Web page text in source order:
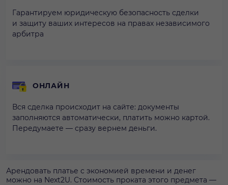
Гарантируем юридическую безопасность сделки
и защиту ваших интересов на правах независимого
арбитра
ОНЛАЙН
Вся сделка происходит на сайте: документы
заполняются автоматически, платить можно картой.
Передумаете — сразу вернем деньги.
Арендовать платье с экономией времени и денег
можно на Next2U. Стоимость проката этого предмета —